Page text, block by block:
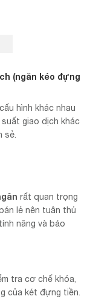
(ngăn kéo đựng
hình khác nhau
giao dịch khác
sẻ.
rất quan trọng
lẻ nên tuân thủ
năng và bảo
tra cơ chế khóa,
của két đựng tiền.